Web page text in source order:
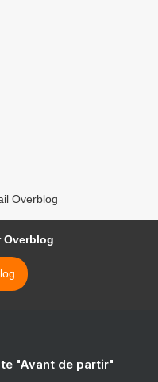
Overblog
Overblog
"Avant de partir"